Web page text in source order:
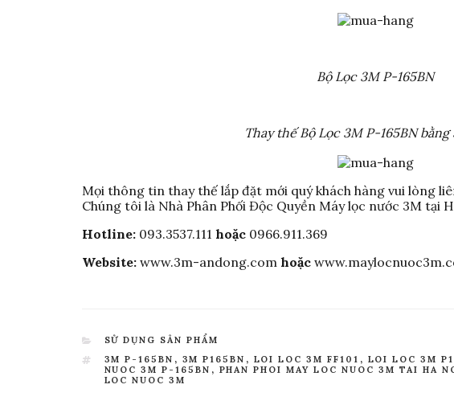
Bộ Lọc 3M P-165BN
Thay thế Bộ Lọc 3M P-165BN bằng
Mọi thông tin thay thế lắp đặt mới quý khách hàng vui lòng
Chúng tôi là Nhà Phân Phối Độc Quyền Máy lọc nước 3M tại
Hotline: 093.3537.111 hoặc 0966.911.369
Website: www.3m-andong.com hoặc
CATEGORIES
SỬ DỤNG SẢN PHẨM
TAGS
3M P-165BN , 3M P165BN , LOI LOC 3M FF101 , LOI LOC 3M
NUOC 3M P-165BN , PHAN PHOI MAY LOC NUOC 3M TAI HA
LOC NUOC 3M